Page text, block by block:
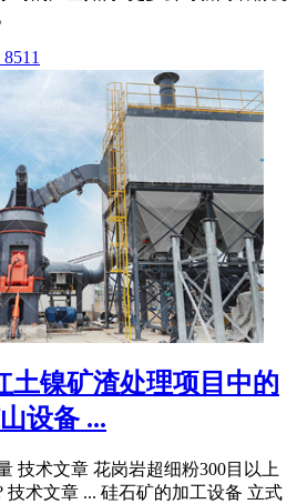
土镍矿渣处理项目中的
设备 ...
技术文章 花岗岩超细粉300目以上
技术文章 ... 硅石矿的加工设备 立式